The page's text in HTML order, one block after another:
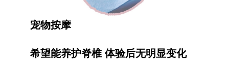
宠物按摩
希望能养护脊椎 体验后无明显变化